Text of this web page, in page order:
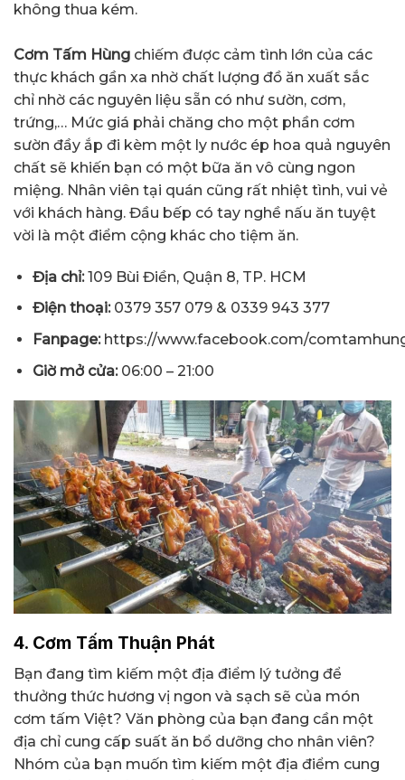
không thua kém.
Cơm Tấm Hùng chiếm được cảm tình lớn của các
thực khách gần xa nhờ chất lượng đồ ăn xuất sắc
chỉ nhờ các nguyên liệu sẵn có như sườn, cơm,
trứng,… Mức giá phải chăng cho một phần cơm
sườn đầy ắp đi kèm một ly nước ép hoa quả nguyên
chất sẽ khiến bạn có một bữa ăn vô cùng ngon
miệng. Nhân viên tại quán cũng rất nhiệt tình, vui vẻ
với khách hàng. Đầu bếp có tay nghề nấu ăn tuyệt
vời là một điểm cộng khác cho tiệm ăn.
Địa chỉ:109 Bùi Điền, Quận 8, TP. HCM
Điện thoại: 0379 357 079 & 0339 943 377
Fanpage: https://www.facebook.com/
Giờ mở cửa: 06:00 – 21:00
4. Cơm Tấm Thuận Phát
Bạn đang tìm kiếm một địa điểm lý tưởng để
thưởng thức hương vị ngon và sạch sẽ của món
cơm tấm Việt? Văn phòng của bạn đang cần một
địa chỉ cung cấp suất ăn bổ dưỡng cho nhân viên?
Nhóm của bạn muốn tìm kiếm một địa điểm cung